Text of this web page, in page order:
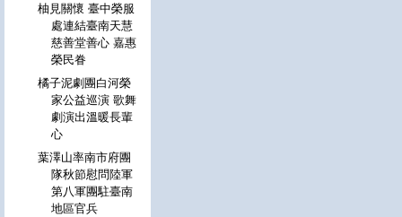
柚見關懷 臺中榮服
處連結臺南天慧
慈善堂善心 嘉惠
榮民眷
橘子泥劇團白河榮
家公益巡演 歌舞
劇演出溫暖長輩
心
葉澤山率南市府團
隊秋節慰問陸軍
第八軍團駐臺南
地區官兵